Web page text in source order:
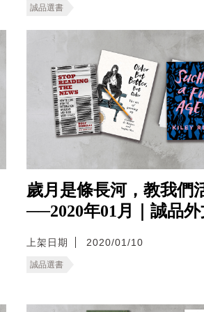
誠品選書
歲月是條長河，教我們
──2020年01月｜誠品
上架日期 2020/01/10
誠品選書